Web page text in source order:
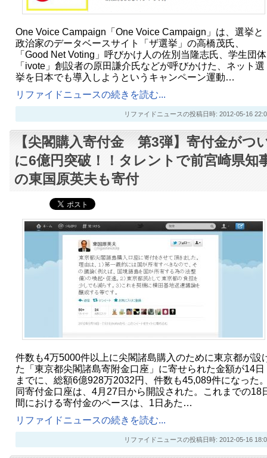
One Voice Campaign「One Voice Campaign」は、選挙と
政治家のデータベースサイト「ザ選挙」の高橋茂氏、
「Good Net Voting」呼びかけ人の佐別当隆志氏、学生団体
「ivote」創設者の原田謙介氏などが呼びかけた、ネット選
挙を日本でも導入しようというキャンペーン運動…
リファイドニュースの続きを読む...
リファイドニュースの投稿日時: 2012-05-16
【尖閣購入寄付金 第3弾】寄付金がつ
に6億円突破！！タレントで前宮崎県知
の東国原英夫も寄付
件数も4万5000件以上に尖閣諸島購入のために東京都が設
た「東京都尖閣諸島寄附金口座」に寄せられた金額が14日
までに、総額6億928万2032円、件数も45,089件になった
同寄付金口座は、4月27日から開設された。これまでの18
間における寄付金のペースは、1日あた…
リファイドニュースの続きを読む...
リファイドニュースの投稿日時: 2012-05-16